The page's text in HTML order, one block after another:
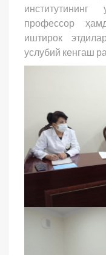
профессор
иштирок
услубий кенгаш